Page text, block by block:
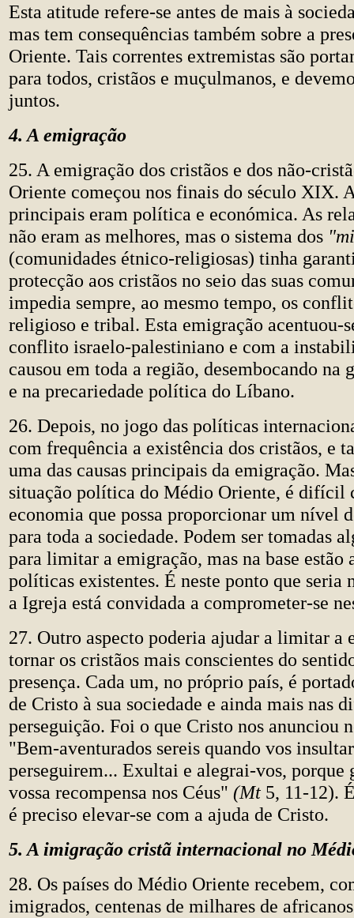
Esta atitude refere-se antes de mais à
mas tem consequências também sobre a
Oriente. Tais correntes extremistas são
para todos, cristãos e muçulmanos, e
juntos.
4. A emigração
25. A emigração dos cristãos e dos não-
Oriente começou nos finais do século XIX.
principais eram política e económica. As
não eram as melhores, mas o sistema dos
(comunidades étnico-religiosas) tinha
protecção aos cristãos no seio das suas
impedia sempre, ao mesmo tempo, os
religioso e tribal. Esta emigração acentuou-
conflito israelo-palestiniano e com a
causou em toda a região, desembocando na
e na precariedade política do Líbano.
26. Depois, no jogo das políticas
com frequência a existência dos cristãos, e
uma das causas principais da emigração.
situação política do Médio Oriente, é difícil
economia que possa proporcionar um nível
para toda a sociedade. Podem ser tomadas
para limitar a emigração, mas na base estão
políticas existentes. É neste ponto que seria
a Igreja está convidada a comprometer-se
27. Outro aspecto poderia ajudar a limitar a
tornar os cristãos mais conscientes do
presença. Cada um, no próprio país, é
de Cristo à sua sociedade e ainda mais nas
perseguição. Foi o que Cristo nos anunciou
"Bem-aventurados sereis quando vos
perseguirem... Exultai e alegrai-vos, porque
vossa recompensa nos Céus" (Mt 5, 11-12).
é preciso elevar-se com a ajuda de Cristo.
5. A imigração cristã internacional no
28. Os países do Médio Oriente recebem,
imigrados, centenas de milhares de